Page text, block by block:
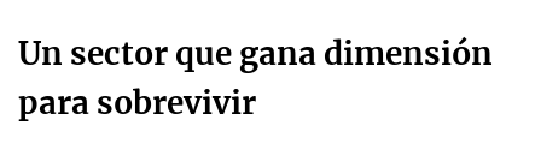
Un sector que gana dimensión
para sobrevivir